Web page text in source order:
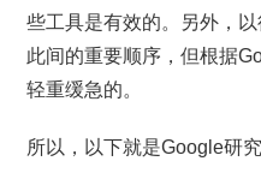
些工具是有效的。另外，
此间的重要顺序，但根据
轻重缓急的。
所以，以下就是Google研